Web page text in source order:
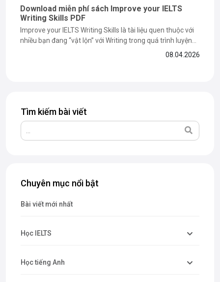
Tìm kiếm bài viết
Chuyên mục nổi bật
Bài viết mới nhất
Học IELTS
Học tiếng Anh
Download miễn phí sách Improve your IELTS
Writing Skills PDF
Improve your IELTS Writing Skills là tài liệu quen thuộc với
nhiều bạn đang “vật lộn” với Writing trong quá trình luyện
thi IELTS. Nhưng liệu cuốn sách này có thực sự giúp bạn
08.04.2026